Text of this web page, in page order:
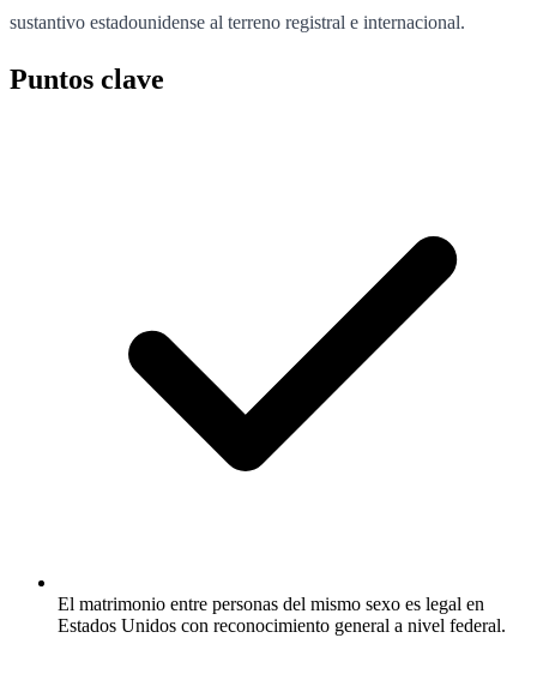
sustantivo estadounidense al terreno registral e internacional.
Puntos clave
El matrimonio entre personas del mismo sexo es legal en
Estados Unidos con reconocimiento general a nivel federal.